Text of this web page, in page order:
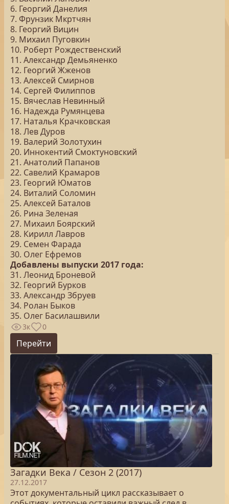
6. Георгий Данелия
7. Фрунзик Мкртчян
8. Георгий Вицин
9. Михаил Пуговкин
10. Роберт Рождественский
11. Александр Демьяненко
12. Георгий Жженов
13. Алексей Смирнов
14. Сергей Филиппов
15. Вячеслав Невинный
16. Надежда Румянцева
17. Наталья Крачковская
18. Лев Дуров
19. Валерий Золотухин
20. Иннокентий Смоктуновский
21. Анатолий Папанов
22. Савелий Крамаров
23. Георгий Юматов
24. Виталий Соломин
25. Алексей Баталов
26. Рина Зеленая
27. Михаил Боярский
28. Кирилл Лавров
29. Семен Фарада
30. Олег Ефремов
Добавлены выпуски 2017 года:
31. Леонид Броневой
32. Георгий Бурков
33. Александр Збруев
34. Ролан Быков
35. Олег Басилашвили
3к 0
Перейти
Загадки Века / Сезон 2 (2017)
27.12.2017
Этот документальный цикл рассказывает о